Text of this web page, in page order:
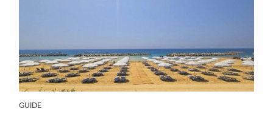
GUIDE